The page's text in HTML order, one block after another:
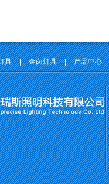
具 | 金卤灯具 | 产品中心